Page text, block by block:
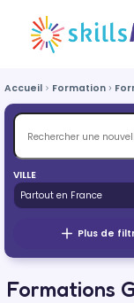
Accueil Formation
VILLE
Plus de
Formations